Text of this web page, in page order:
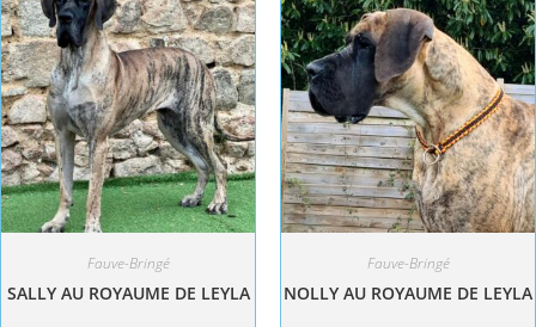
Fauve-Bringé
SALLY AU ROYAUME DE LEYLA
Fauve-Bringé
NOLLY AU ROYAUME DE LEYLA